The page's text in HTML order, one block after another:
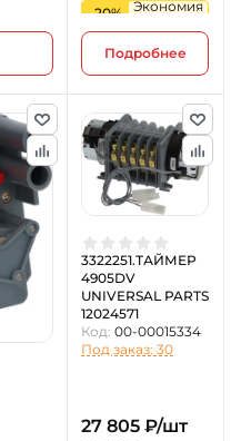
-20%
Экономия
Подробнее
3322251.ТАЙМЕР
4905DV
UNIVERSAL PARTS
12024571
Код: 00-00015334
Под заказ: 30
27 805 ₽/шт